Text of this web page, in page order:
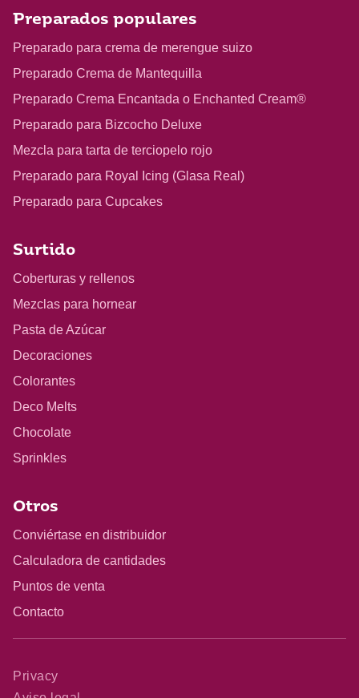
Preparados populares
Preparado para crema de merengue suizo
Preparado Crema de Mantequilla
Preparado Crema Encantada o Enchanted Cream®
Preparado para Bizcocho Deluxe
Mezcla para tarta de terciopelo rojo
Preparado para Royal Icing (Glasa Real)
Preparado para Cupcakes
Surtido
Coberturas y rellenos
Mezclas para hornear
Pasta de Azúcar
Decoraciones
Colorantes
Deco Melts
Chocolate
Sprinkles
Otros
Conviértase en distribuidor
Calculadora de cantidades
Puntos de venta
Contacto
Privacy